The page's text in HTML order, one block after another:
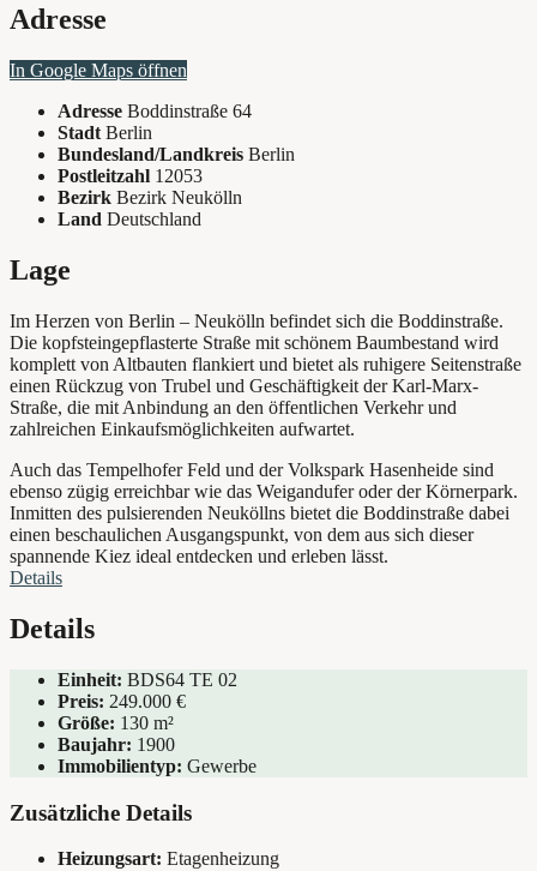
Adresse
In Google Maps öffnen
Adresse Boddinstraße 64
Stadt Berlin
Bundesland/Landkreis Berlin
Postleitzahl 12053
Bezirk Bezirk Neukölln
Land Deutschland
Lage
Im Herzen von Berlin – Neukölln befindet sich die Boddinstraße.
Die kopfsteingepflasterte Straße mit schönem Baumbestand wird
komplett von Altbauten flankiert und bietet als ruhigere Seitenstraße
einen Rückzug von Trubel und Geschäftigkeit der Karl-Marx-
Straße, die mit Anbindung an den öffentlichen Verkehr und
zahlreichen Einkaufsmöglichkeiten aufwartet.
Auch das Tempelhofer Feld und der Volkspark Hasenheide sind
ebenso zügig erreichbar wie das Weigandufer oder der Körnerpark.
Inmitten des pulsierenden Neuköllns bietet die Boddinstraße dabei
einen beschaulichen Ausgangspunkt, von dem aus sich dieser
spannende Kiez ideal entdecken und erleben lässt.
Details
Details
Einheit: BDS64 TE 02
Preis: 249.000 €
Größe: 130 m²
Baujahr: 1900
Immobilientyp: Gewerbe
Zusätzliche Details
Heizungsart: Etagenheizung